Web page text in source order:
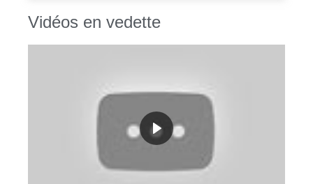
Vidéos en vedette